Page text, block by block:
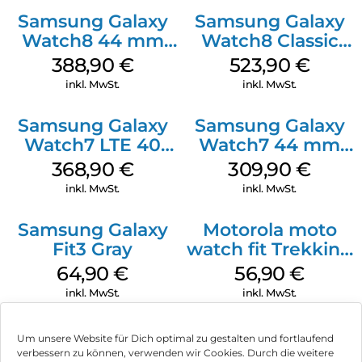
Um unsere Website für Dich optimal zu gestalten und fortlaufend
verbessern zu können, verwenden wir Cookies. Durch die weitere
Samsung Galaxy
Watch8 44 mm
Graphite
388,90 €
inkl. MwSt.
Samsung Galaxy
Watch8 Classic
Black
523,90 €
inkl. MwSt.
Samsung Galaxy
Watch7 LTE 40
mm Cream
368,90 €
inkl. MwSt.
Samsung Galaxy
Watch7 44 mm
Silver
309,90€
inkl. MwSt.
Samsung Galaxy
Fit3 Gray
64,90€
inkl. MwSt.
Motorola moto
watch fit Trekking
Green
56,90€
inkl. MwSt.